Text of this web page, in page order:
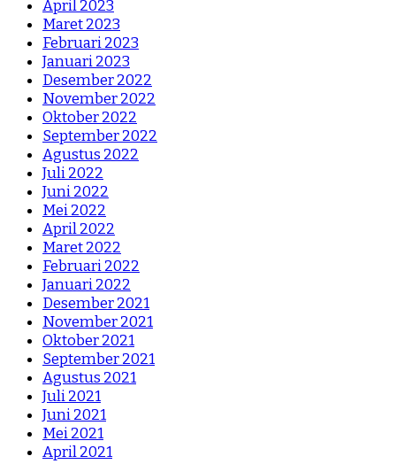
April 2023
Maret 2023
Februari 2023
Januari 2023
Desember 2022
November 2022
Oktober 2022
September 2022
Agustus 2022
Juli 2022
Juni 2022
Mei 2022
April 2022
Maret 2022
Februari 2022
Januari 2022
Desember 2021
November 2021
Oktober 2021
September 2021
Agustus 2021
Juli 2021
Juni 2021
Mei 2021
April 2021